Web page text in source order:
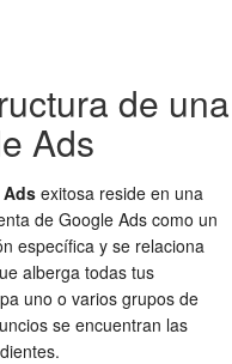
de una
Ads
Ads exitosa reside en una
de Google Ads como un
específica y se relaciona
alberga todas tus
uno o varios grupos de
se encuentran las